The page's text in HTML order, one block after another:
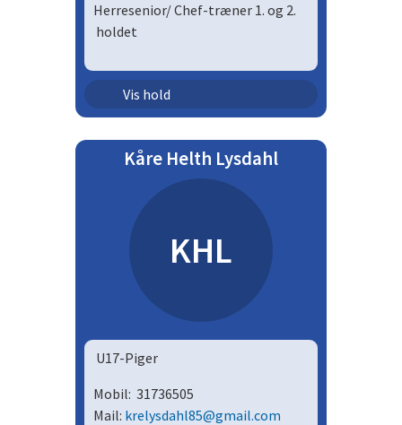
Herresenior/ Chef-træner 1. og 2.
holdet
Vis hold
Senior - herrer | HS12
Kåre Helth Lysdahl
KHL
U17-Piger
Mobil: 31736505
Mail: krelysdahl85@gmail.com